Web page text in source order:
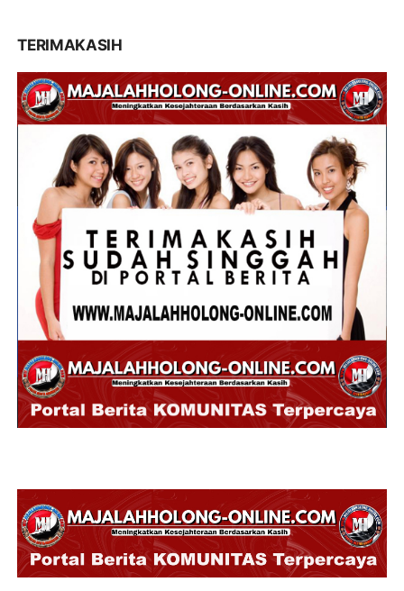
TERIMAKASIH